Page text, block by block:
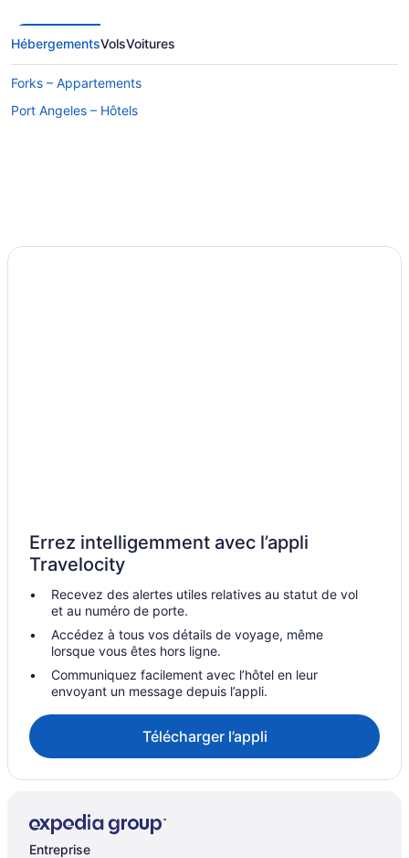
HébergementsVolsVoitures
Forks – Appartements
Port Angeles – Hôtels
Errez intelligemment avec l’appli
Travelocity
Recevez des alertes utiles relatives au statut de vol
et au numéro de porte.
Accédez à tous vos détails de voyage, même
lorsque vous êtes hors ligne.
Communiquez facilement avec l’hôtel en leur
envoyant un message depuis l’appli.
Télécharger l’appli
Entreprise